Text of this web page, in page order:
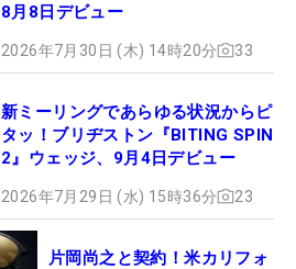
8月8日デビュー
2026年7月30日 (木) 14時20分 33
新ミーリングであらゆる状況からピ
タッ！ブリヂストン『BITING SPIN
2』ウェッジ、9月4日デビュー
2026年7月29日 (水) 15時36分 23
片岡尚之と契約！米カリフォ